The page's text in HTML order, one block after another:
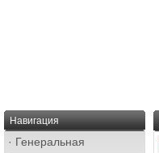
Навигация
· Генеральная